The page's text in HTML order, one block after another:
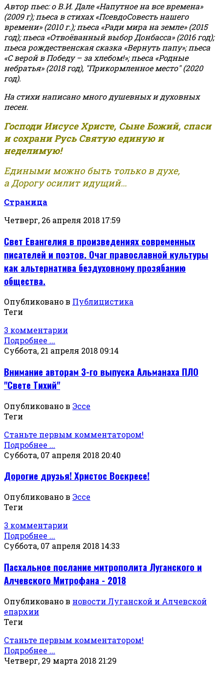
Автор пьес: о В.И. Дале «Напутное на все времена»
(2009 г); пьеса в стихах «ПсевдоСовесть нашего
времени» (2010 г.); пьеса «Ради мира на земле» (2015
год); пьеса «Отвоёванный выбор Донбасса» (2016 год);
пьеса рождественская сказка «Вернуть папу»; пьеса
«С верой в Победу – за хлебом!»;пьеса «Родные
небратья» (2018 год), "Прикормленное место" (2020
год).
На стихи написано много душевных и духовных
песен.
Господи Иисусе Христе, Сыне Божий, спаси
и сохрани Русь Святую единую и
неделимую!
Едиными можно быть только в духе,
а Дорогу осилит идущий...
Страница
Четверг, 26 апреля 2018 17:59
Свет Евангелия в произведениях современных
писателей и поэтов. Очаг православной культуры
как альтернатива бездуховному прозябанию
общества.
Опубликовано в Публицистика
Теги
3 комментарии
Подробнее ...
Суббота, 21 апреля 2018 09:14
Внимание авторам 3-го выпуска Альманаха ПЛО
"Свете Тихий"
Опубликовано в Эссе
Теги
Станьте первым комментатором!
Подробнее ...
Суббота, 07 апреля 2018 20:40
Дорогие друзья! Христос Воскресе!
Опубликовано в Эссе
Теги
3 комментарии
Подробнее ...
Суббота, 07 апреля 2018 14:33
Пасхальное послание митрополита Луганского и
Алчевского Митрофана - 2018
Опубликовано в новости Луганской и Алчевской
епархии
Теги
Станьте первым комментатором!
Подробнее ...
Четверг, 29 марта 2018 21:29